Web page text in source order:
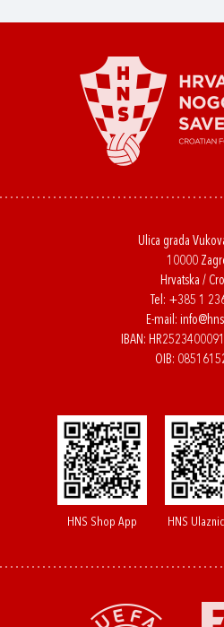
Ulica grada
10000
Hrvatska /
Tel: +385 1
E-mail:
IBAN:
OIB:
HNS Shop App HNS